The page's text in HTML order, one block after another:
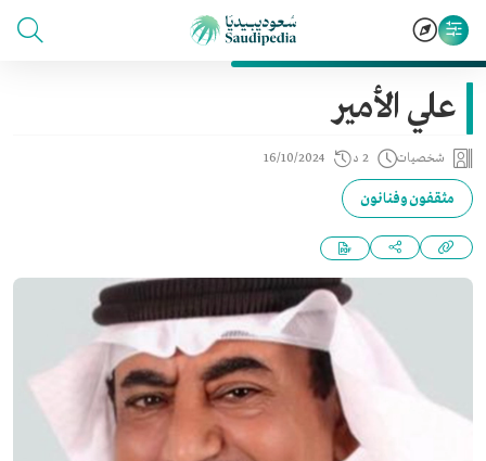
علي الأمير
شخصيات 2 د 16/10/2024
مثقفون وفنانون